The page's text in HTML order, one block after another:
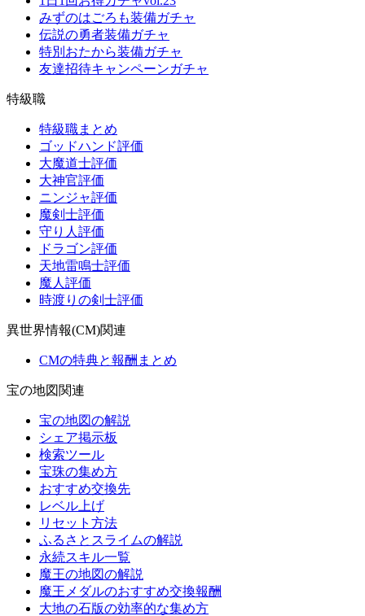
みずのはごろも装備ガチャ
伝説の勇者装備ガチャ
特別おたから装備ガチャ
友達招待キャンペーンガチャ
特級職
特級職まとめ
ゴッドハンド評価
大魔道士評価
大神官評価
ニンジャ評価
魔剣士評価
守り人評価
ドラゴン評価
天地雷鳴士評価
魔人評価
時渡りの剣士評価
異世界情報(CM)関連
CMの特典と報酬まとめ
宝の地図関連
宝の地図の解説
シェア掲示板
検索ツール
宝珠の集め方
おすすめ交換先
レベル上げ
リセット方法
ふるさとスライムの解説
永続スキル一覧
魔王の地図の解説
魔王メダルのおすすめ交換報酬
大地の石版の効率的な集め方